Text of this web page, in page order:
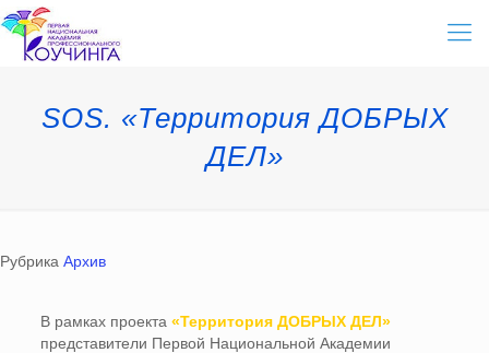
SOS. «Территория ДОБРЫХ
ДЕЛ»
Рубрика Архив
В рамках проекта «Территория ДОБРЫХ ДЕЛ»
представители Первой Национальной Академии